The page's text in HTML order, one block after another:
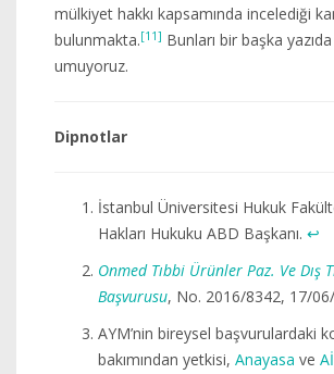
mülkiyet hakkı kapsamında incelediği
bulunmakta.[11] Bunları bir başka
umuyoruz.
Dipnotlar
İstanbul Üniversitesi Hukuk
Hakları Hukuku ABD Başkanı. ↩︎
Onmed Tıbbi Ürünler Paz. Ve Dış
Başvurusu, No. 2016/8342, 17/
AYM’nin bireysel başvurulardaki
bakımından yetkisi, Anayasa ve